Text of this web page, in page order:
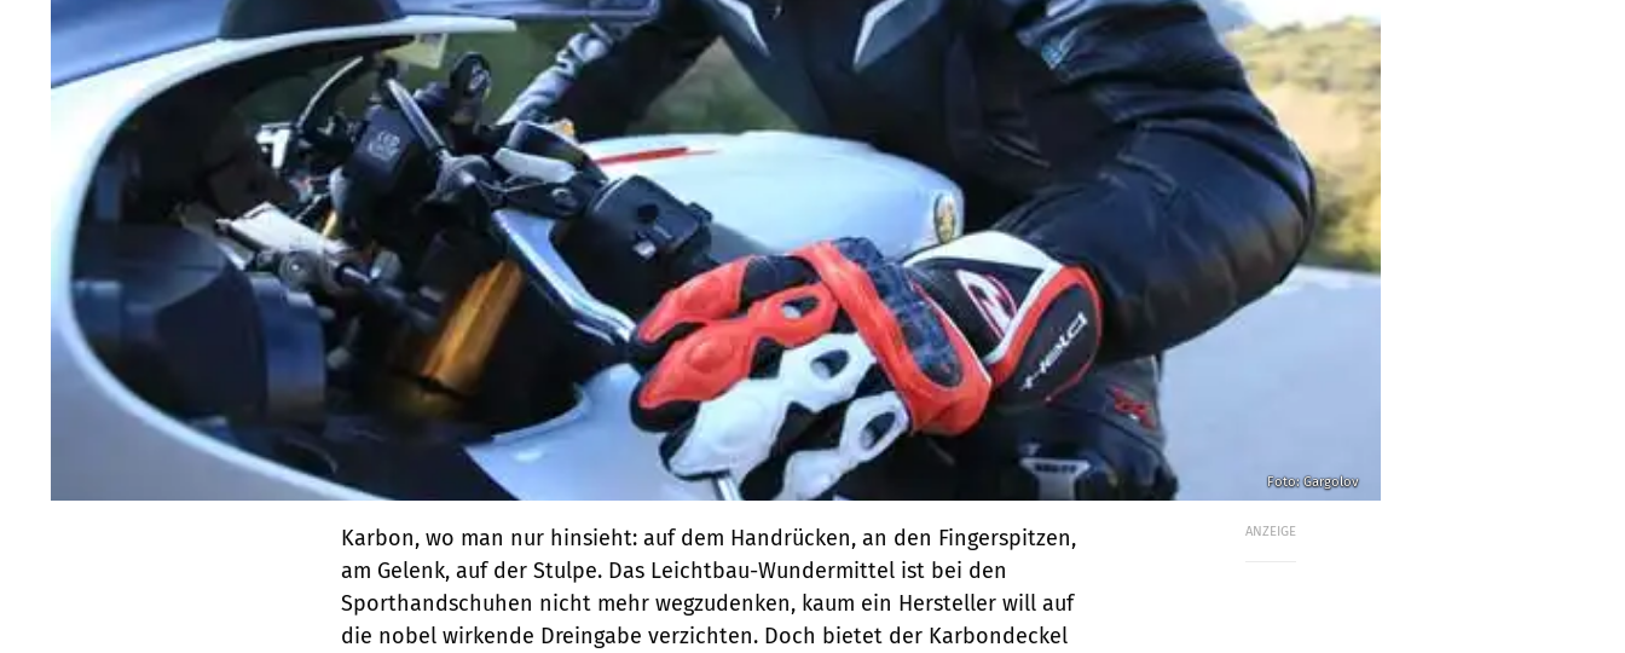
Foto: Gargolov
ANZEIGE
Karbon, wo man nur hinsieht: auf dem Handrücken, an den Fingerspitzen,
am Gelenk, auf der Stulpe. Das Leichtbau-Wundermittel ist bei den
Sporthandschuhen nicht mehr wegzudenken, kaum ein Hersteller will auf
die nobel wirkende Dreingabe verzichten. Doch bietet der Karbondeckel